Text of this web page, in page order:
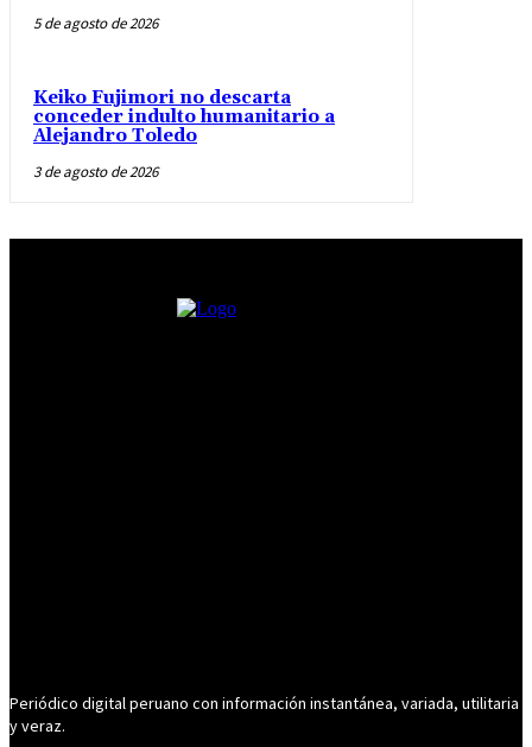
5 de agosto de 2026
Keiko Fujimori no descarta
conceder indulto humanitario a
Alejandro Toledo
3 de agosto de 2026
Periódico digital peruano con información instantánea, variada, utilitaria
y veraz.